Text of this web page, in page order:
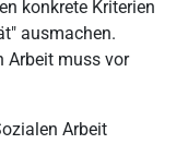
konkrete Kriterien
ausmachen.
Arbeit muss vor
Arbeit